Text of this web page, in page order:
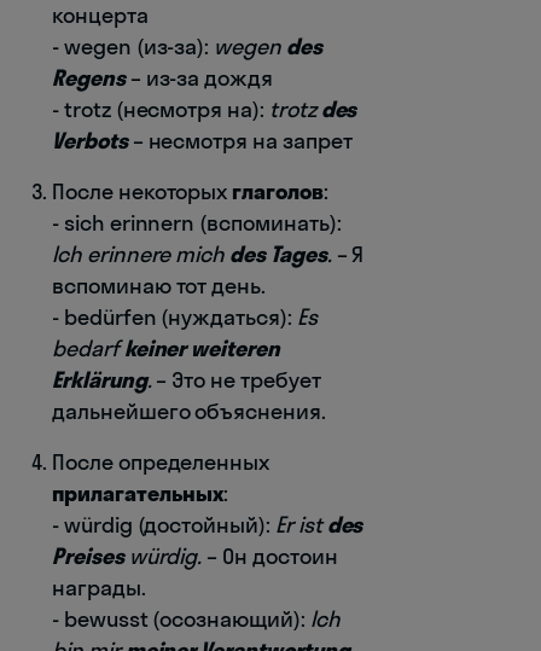
концерта
- wegen (из-за): wegen des
Regens– из-за дождя
- trotz (несмотря на): trotzdes
Verbots– несмотря на запрет
После некоторых глаголов:
- sich erinnern (вспоминать):
Ich erinnere mich des Tages.– Я
вспоминаю тот день.
- bedürfen (нуждаться): Es
bedarfkeiner weiteren
Erklärung.– Это не требует
дальнейшего объяснения.
После определенных
прилагательных:
- würdig (достойный): Er istdes
Preiseswürdig. – Он достоин
награды.
- bewusst (осознающий): Ich